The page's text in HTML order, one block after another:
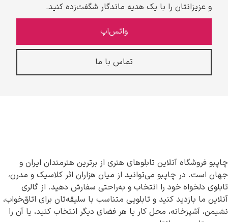
و عزیزانتان را با یک هدیه ماندگار شگفت‌زده کنید.
واتس‌اپ
تماس با ما
چاپبو فروشگاه آنلاین تابلوهای هنری از برترین هنرمندان ایران و
جهان است. در چاپبو می‌توانید از میان هزاران اثر کلاسیک و مدرن،
تابلوی دلخواه خود را انتخاب و به‌راحتی سفارش دهید. از گالری
آنلاین ما بازدید کنید و تابلویی متناسب با سلیقه‌تان برای اتاق‌خواب،
نشیمن، آشپزخانه، محل کار یا هر فضای دیگر انتخاب کنید، یا آن را